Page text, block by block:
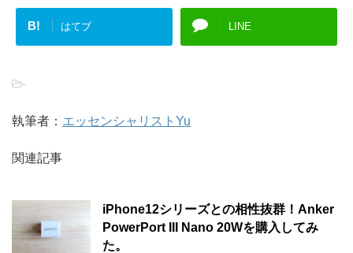
B! はてブ LINE
-
執筆者： エッセンシャリストYu
関連記事
iPhone12シリーズとの相性抜群！Anker
PowerPort III Nano 20Wを購入してみ
た。